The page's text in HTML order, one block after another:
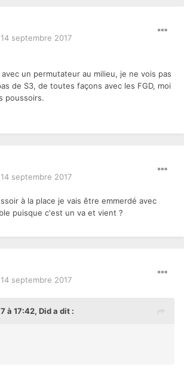
septembre 2017
un permutateur au milieu, je ne vois pas
de S3, de toutes façons avec les FGD, moi
poussoirs.
septembre 2017
à la place je vais être emmerdé avec
puisque c'est un va et vient ?
septembre 2017
à 17:42, Dida dit :